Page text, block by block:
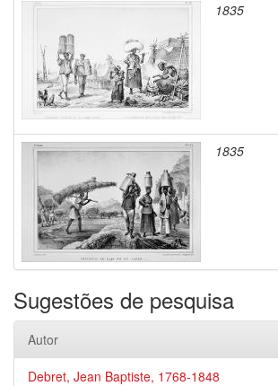
1835
1835
Sugestões de pesquisa
Autor
Debret, Jean Baptiste, 1768-1848